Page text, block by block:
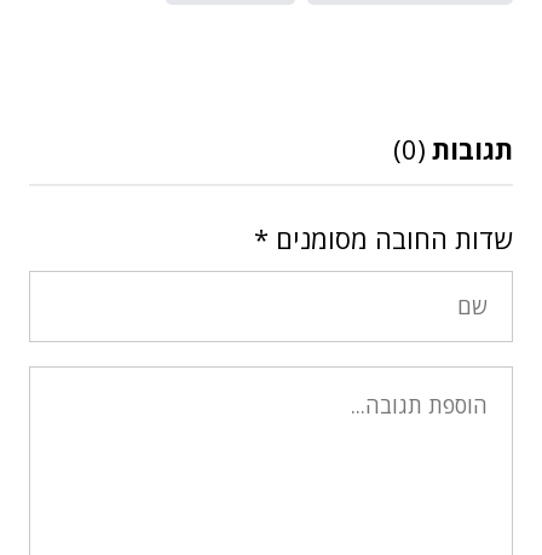
תגובות (0)
שדות החובה מסומנים *